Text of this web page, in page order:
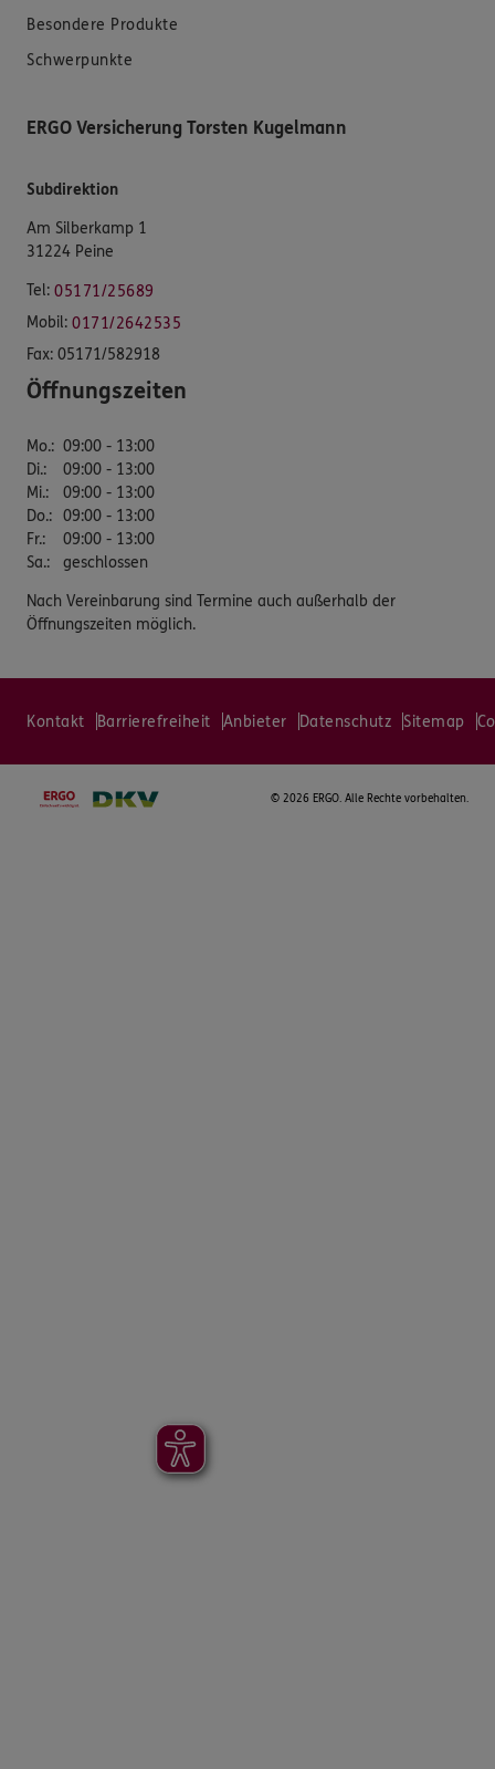
Besondere Produkte
Schwerpunkte
ERGO Versicherung Torsten Kugelmann
Subdirektion
Am Silberkamp 1
31224 Peine
Tel: 05171/25689
Mobil: 0171/2642535
Fax: 05171/582918
Öffnungszeiten
Mo.: 09:00 - 13:00
Di.:
09:00 - 13:00
Mi.:
09:00 - 13:00
Do.: 09:00 - 13:00
Fr.:
09:00 - 13:00
Sa.: geschlossen
Nach Vereinbarung sind Termine auch außerhalb der
Öffnungszeiten möglich.
Kontakt Barrierefreiheit Anbieter Datenschutz Sitemap
© 2026 ERGO. Alle Rechte vorbehalten.